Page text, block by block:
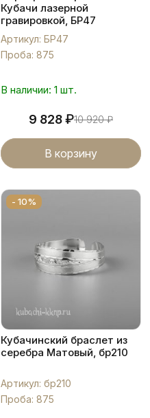
Кубачи лазерной
гравировкой, БР47
Артикул: БР47
Проба: 875
В наличии: 1 шт.
9 828₽10 920₽
В корзину
- 10%
Кубачинский браслет из
серебра Матовый, бр210
Артикул: бр210
Проба: 875